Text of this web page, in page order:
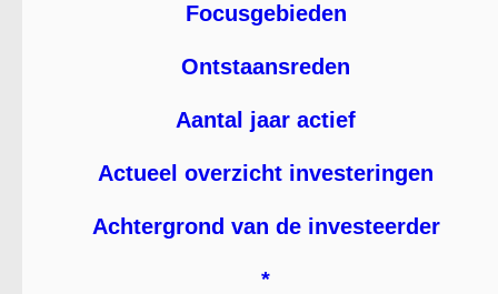
Focusgebieden
Ontstaansreden
Aantal jaar actief
Actueel overzicht investeringen
Achtergrond van de investeerder
*